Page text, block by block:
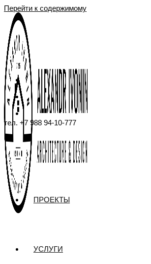
Перейти к содержимому
тел. +7 988 94-10-777
ПРОЕКТЫ
УСЛУГИ